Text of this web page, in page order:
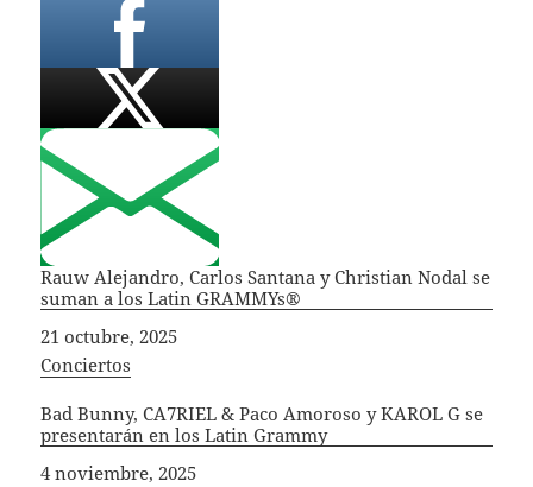
Rauw Alejandro, Carlos Santana y Christian Nodal se
suman a los Latin GRAMMYs®
Fecha
21 octubre, 2025
In relation to
Conciertos
Bad Bunny, CA7RIEL & Paco Amoroso y KAROL G se
presentarán en los Latin Grammy
Fecha
4 noviembre, 2025